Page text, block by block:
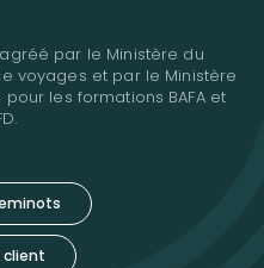
client
par le Ministère du
voyages et par le Ministère
les formations BAFA et